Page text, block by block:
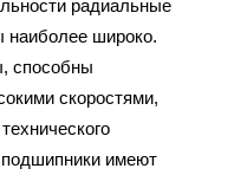
радиальные
наиболее широко.
способны
скоростями,
имеют